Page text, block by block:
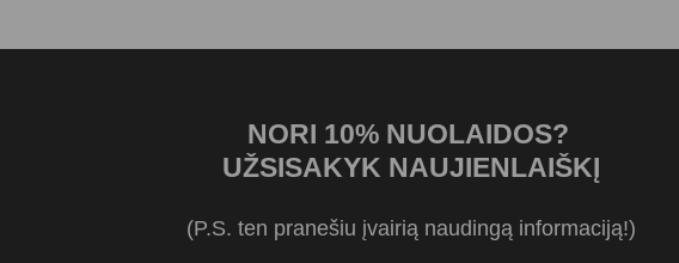
NORI 10% NUOLAIDOS?
UŽSISAKYK NAUJIENLAIŠKĮ
(P.S. ten pranešiu įvairią naudingą informaciją!)